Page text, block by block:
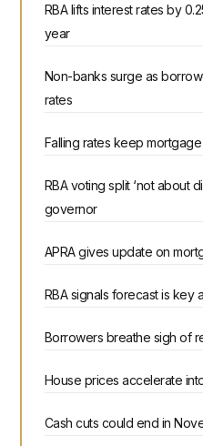
RBA lifts interest rates by
year
Non-banks surge as
rates
Falling rates keep
RBA voting split ‘not about
governor
APRA gives update on
RBA signals forecast is key
Borrowers breathe sigh of
House prices accelerate
Cash cuts could end in